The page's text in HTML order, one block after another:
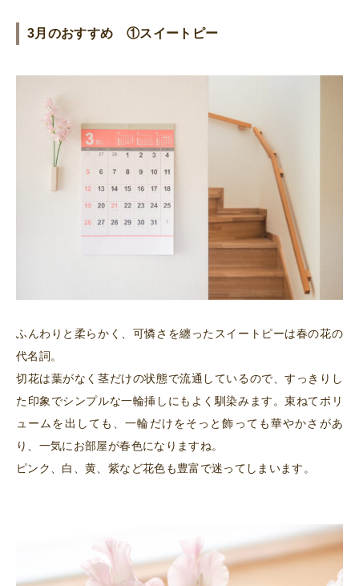
3月のおすすめ ①スイートピー
ふんわりと柔らかく、可憐さを纏ったスイートピーは春の花の
代名詞。
切花は葉がなく茎だけの状態で流通しているので、すっきりし
た印象でシンプルな一輪挿しにもよく馴染みます。束ねてボリ
ュームを出しても、一輪だけをそっと飾っても華やかさがあ
り、一気にお部屋が春色になりますね。
ピンク、白、黄、紫など花色も豊富で迷ってしまいます。